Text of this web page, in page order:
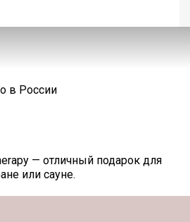
в России
— отличный подарок для
или сауне.